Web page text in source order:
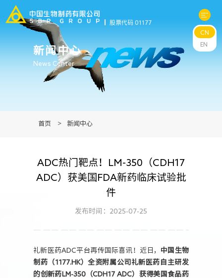
股票代码 01177
可持续发展
CN
EN
新闻中心
News Center
首页 > 新闻中心
ADC热门靶点！LM-350（CDH17
ADC）获美国FDA新药临床试验批
件
发布时间：2025-07-25
礼新医药ADC平台再传国际喜讯！近日， 中国生物
制药（1177.HK）全资附属公司礼新医药自主研发
的创新药LM-350（CDH17 ADC）获得美国食品药